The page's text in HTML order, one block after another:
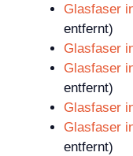
Glasfaser
entfernt)
Glasfaser
Glasfaser
entfernt)
Glasfaser
Glasfaser
entfernt)